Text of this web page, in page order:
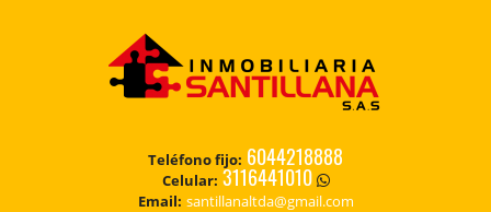
Teléfono fijo: 6044218888
Celular: 3116441010
Email: santillanaltda@gmail.com